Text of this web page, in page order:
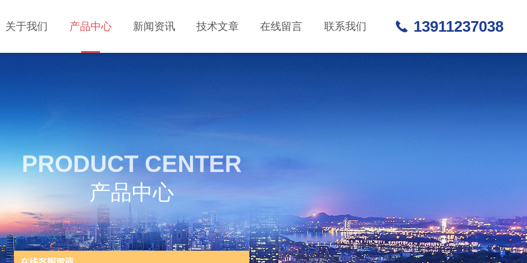
关于我们 产品中心 新闻资讯 技术文章 在线留言 联系我们 13911237038
PRODUCT CENTER
产品中心